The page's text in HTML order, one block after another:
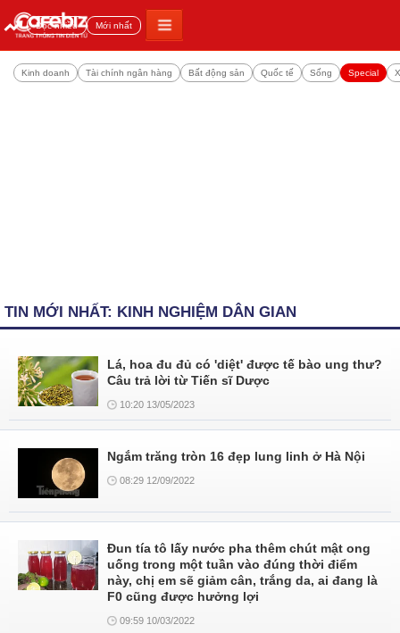
Đọc nhiều Mới nhất
Kinh doanh Tài chính ngân hàng Bất động sản Quốc tế Sống Special
TIN MỚI NHẤT: KINH NGHIỆM DÂN GIAN
Lá, hoa đu đủ có 'diệt' được tế bào ung thư?
Câu trả lời từ Tiến sĩ Dược
10:20 13/05/2023
Ngắm trăng tròn 16 đẹp lung linh ở Hà Nội
08:29 12/09/2022
Đun tía tô lấy nước pha thêm chút mật ong
uống trong một tuần vào đúng thời điểm
này, chị em sẽ giảm cân, trắng da, ai đang là
F0 cũng được hưởng lợi
09:59 10/03/2022